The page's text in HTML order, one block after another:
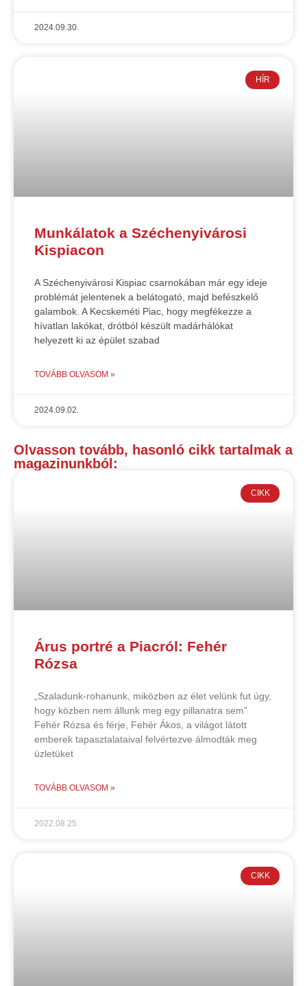
2024.09.30.
HÍR
Munkálatok a Széchenyivárosi
Kispiacon
A Széchenyivárosi Kispiac csarnokában már egy ideje
problémát jelentenek a belátogató, majd befészkelő
galambok. A Kecskeméti Piac, hogy megfékezze a
hívatlan lakókat, drótból készült madárhálókat
helyezett ki az épület szabad
TOVÁBB OLVASOM »
2024.09.02.
Olvasson tovább, hasonló cikk tartalmak a
magazinunkból:
CIKK
Árus portré a Piacról: Fehér
Rózsa
„Szaladunk-rohanunk, miközben az élet velünk fut úgy,
hogy közben nem állunk meg egy pillanatra sem”
Fehér Rózsa és férje, Fehér Ákos, a világot látott
emberek tapasztalataival felvértezve álmodták meg
üzletüket
TOVÁBB OLVASOM »
2022.08.25.
CIKK